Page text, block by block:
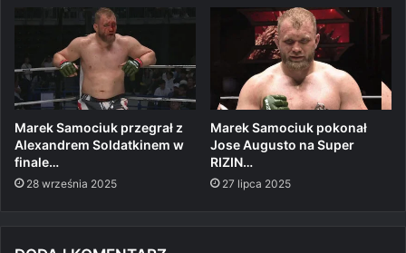
Marek Samociuk przegrał z
Alexandrem Soldatkinem w
finale…
28 września 2025
Marek Samociuk pokonał
Jose Augusto na Super
RIZIN…
27 lipca 2025